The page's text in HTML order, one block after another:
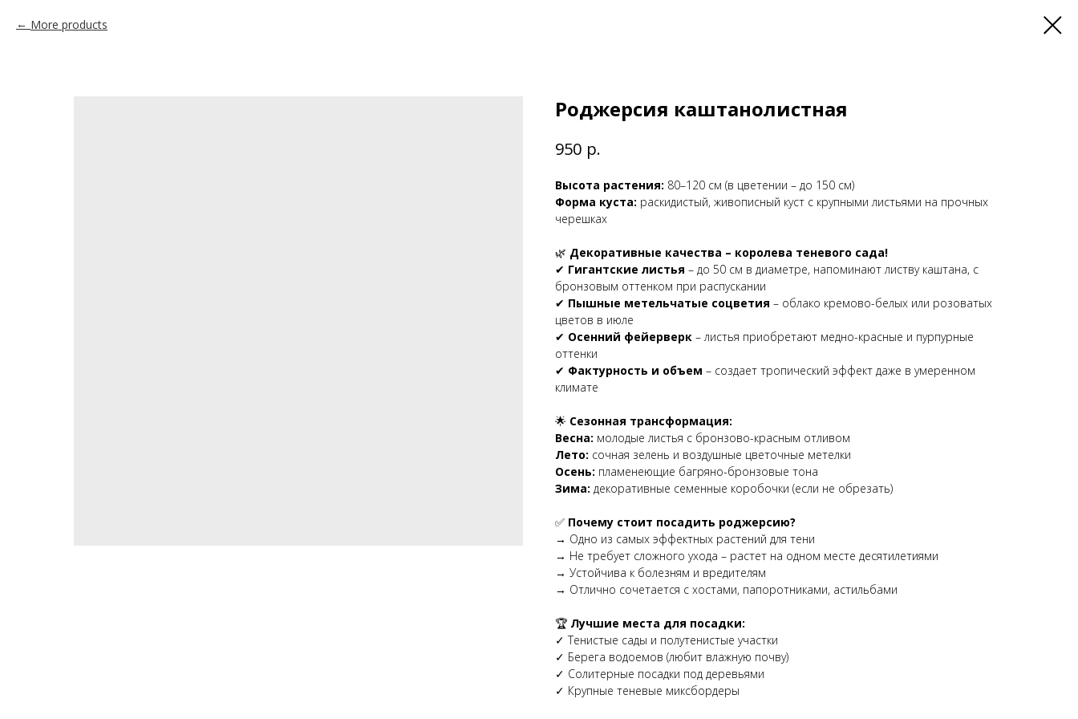
More products
Роджерсия каштанолистная
950 р.
Высота растения: 80–120 см (в цветении – до 150 см)
Форма куста: раскидистый, живописный куст с крупными листьями на прочных
черешках
🌿 Декоративные качества – королева теневого сада!
✔ Гигантские листья – до 50 см в диаметре, напоминают листву каштана, с
бронзовым оттенком при распускании
✔ Пышные метельчатые соцветия – облако кремово-белых или розоватых
цветов в июле
✔ Осенний фейерверк – листья приобретают медно-красные и пурпурные
оттенки
✔ Фактурность и объем – создает тропический эффект даже в умеренном
климате
🌟 Сезонная трансформация:
Весна: молодые листья с бронзово-красным отливом
Лето: сочная зелень и воздушные цветочные метелки
Осень: пламенеющие багряно-бронзовые тона
Зима: декоративные семенные коробочки (если не обрезать)
✅ Почему стоит посадить роджерсию?
→ Одно из самых эффектных растений для тени
→ Не требует сложного ухода – растет на одном месте десятилетиями
→ Устойчива к болезням и вредителям
→ Отлично сочетается с хостами, папоротниками, астильбами
🏆 Лучшие места для посадки:
✓ Тенистые сады и полутенистые участки
✓ Берега водоемов (любит влажную почву)
✓ Солитерные посадки под деревьями
✓ Крупные теневые миксбордеры